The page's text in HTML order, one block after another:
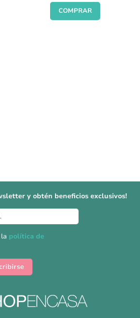
COMPRAR
y obtén beneficios exclusivos!
política de